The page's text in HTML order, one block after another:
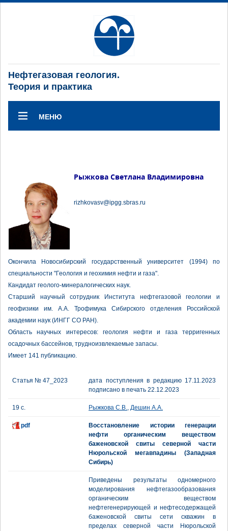
Нефтегазовая геология.
Теория и практика
МЕНЮ
Рыжкова Светлана Владимировна
rizhkovasv@ipgg.sbras.ru
Окончила Новосибирский государственный университет (1994) по
специальности "Геология и геохимия нефти и газа".
Кандидат геолого-минералогических наук.
Старший научный сотрудник Института нефтегазовой геологии и
геофизики им. А.А. Трофимука Сибирского отделения Российской
академии наук (ИНГГ СО РАН).
Область научных интересов: геология нефти и газа терригенных
осадочных бассейнов, трудноизвлекаемые запасы.
Имеет 141 публикацию.
Статья № 47_2023
дата поступления в редакцию 17.11.2023
подписано в печать 22.12.2023
19 с. Рыжкова С.В., Дешин А.А.
pdf
Восстановление истории генерации
нефти органическим веществом
баженовской свиты северной части
Нюрольской мегавпадины (Западная
Сибирь)
Приведены результаты одномерного
моделирования нефтегазообразования
органическим веществом
нефтегенерирующей и нефтесодержащей
баженовской свиты сети скважин в
пределах северной части Нюрольской